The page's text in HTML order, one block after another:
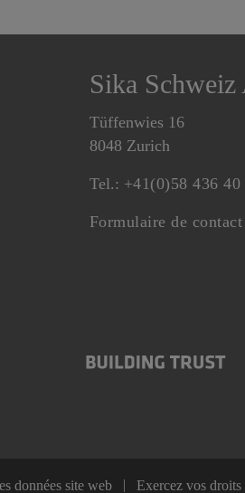
Sika Schweiz
Tüffenwies 16
8048 Zurich
Tel.: +41(0)58 436 40
Formulaire de contact
données site web Exercez vos droits